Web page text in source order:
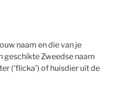
naam en die van je
geschikte Zweedse naam
(‘flicka’) of huisdier uit de